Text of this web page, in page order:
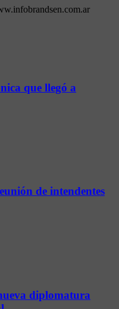
que llegó a
de intendentes
diplomatura